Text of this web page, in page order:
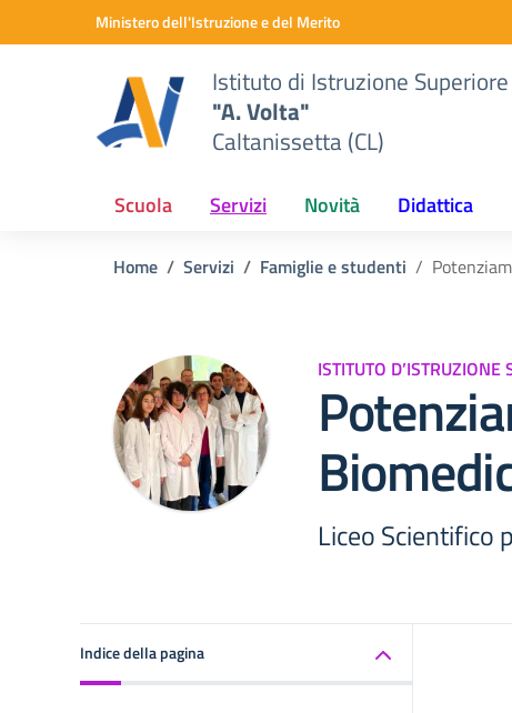
Vai ai contenuti
Vai al menu di navigazioneMinistero dell'Istruzione e del Merito
Istituto di Istruzione Superiore
"A. Volta"
Caltanissetta (CL)
Scuola Servizi Novità Didattica
Home Servizi Famiglie e studenti
ISTITUTO D’ISTRUZIONE
Liceo Scientifico
Indice della pagina